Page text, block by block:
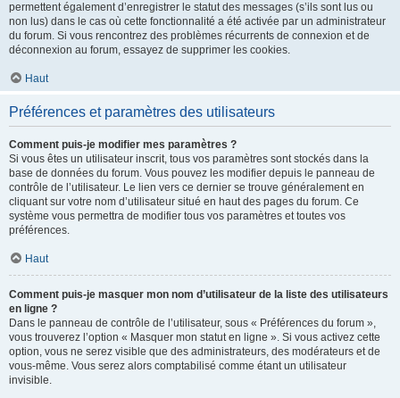
permettent également d’enregistrer le statut des messages (s’ils sont lus ou
non lus) dans le cas où cette fonctionnalité a été activée par un administrateur
du forum. Si vous rencontrez des problèmes récurrents de connexion et de
déconnexion au forum, essayez de supprimer les cookies.
Haut
Préférences et paramètres des utilisateurs
Comment puis-je modifier mes paramètres ?
Si vous êtes un utilisateur inscrit, tous vos paramètres sont stockés dans la
base de données du forum. Vous pouvez les modifier depuis le panneau de
contrôle de l’utilisateur. Le lien vers ce dernier se trouve généralement en
cliquant sur votre nom d’utilisateur situé en haut des pages du forum. Ce
système vous permettra de modifier tous vos paramètres et toutes vos
préférences.
Haut
Comment puis-je masquer mon nom d’utilisateur de la liste des utilisateurs
en ligne ?
Dans le panneau de contrôle de l’utilisateur, sous « Préférences du forum »,
vous trouverez l’option « Masquer mon statut en ligne ». Si vous activez cette
option, vous ne serez visible que des administrateurs, des modérateurs et de
vous-même. Vous serez alors comptabilisé comme étant un utilisateur
invisible.